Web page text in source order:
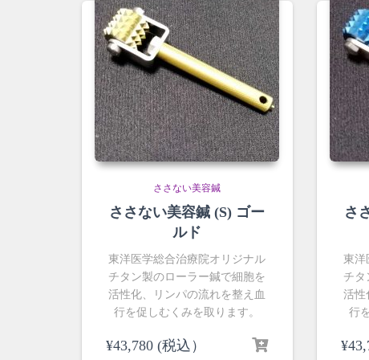
ささない美容鍼
ささない美容鍼 (S) ゴー
ルド
東洋医学総合治療院オリジナル
チタン製のローラー鍼で細胞を
活性化、リンパの流れを整え血
行を促しむくみを取ります。
¥43,780 (税込）
さ
東洋
チタ
活性
行
¥